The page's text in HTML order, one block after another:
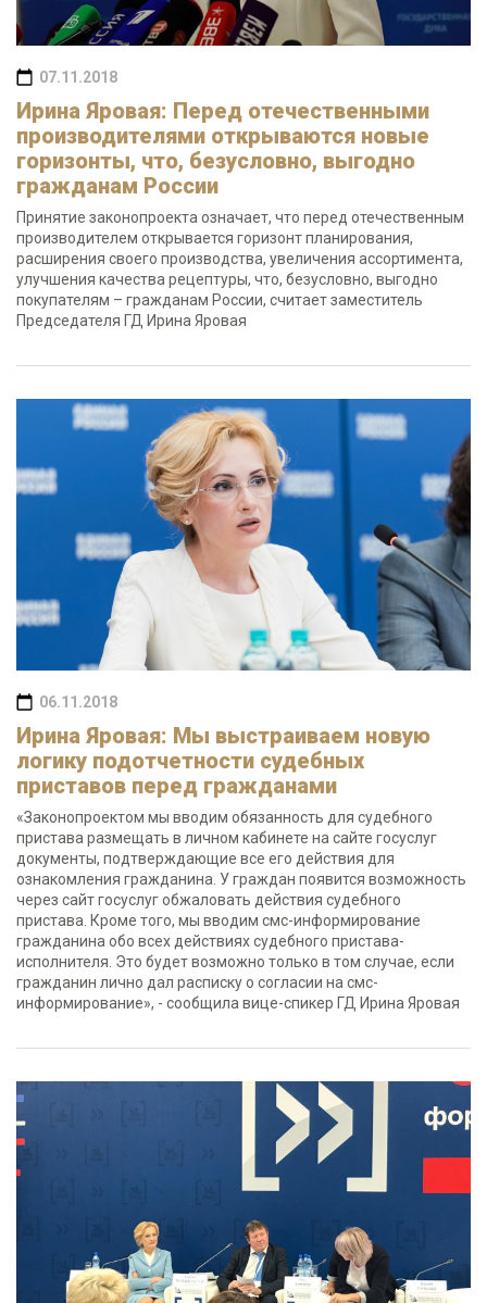
07.11.2018
Ирина Яровая: Перед отечественными
производителями открываются новые
горизонты, что, безусловно, выгодно
гражданам России
Принятие законопроекта означает, что перед отечественным
производителем открывается горизонт планирования,
расширения своего производства, увеличения ассортимента,
улучшения качества рецептуры, что, безусловно, выгодно
покупателям – гражданам России, считает заместитель
Председателя ГД Ирина Яровая
06.11.2018
Ирина Яровая: Мы выстраиваем новую
логику подотчетности судебных
приставов перед гражданами
«Законопроектом мы вводим обязанность для судебного
пристава размещать в личном кабинете на сайте госуслуг
документы, подтверждающие все его действия для
ознакомления гражданина. У граждан появится возможность
через сайт госуслуг обжаловать действия судебного
пристава. Кроме того, мы вводим смс-информирование
гражданина обо всех действиях судебного пристава-
исполнителя. Это будет возможно только в том случае, если
гражданин лично дал расписку о согласии на смс-
информирование», - сообщила вице-спикер ГД Ирина Яровая